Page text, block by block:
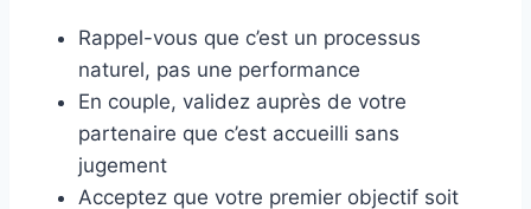
Rappel-vous que c’est un processus
naturel, pas une performance
En couple, validez auprès de votre
partenaire que c’est accueilli sans
jugement
Acceptez que votre premier objectif soit